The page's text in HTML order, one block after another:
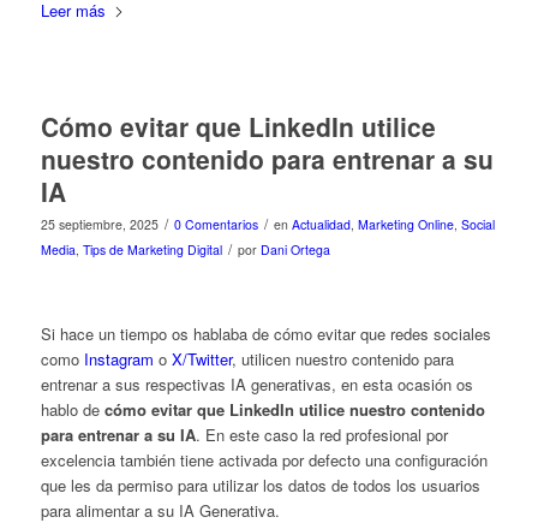
Leer más
Cómo evitar que LinkedIn utilice
nuestro contenido para entrenar a su
IA
25 septiembre, 2025 / 0 Comentarios / en Actualidad, Marketing Online, Social
Media Tips de Marketing Digital / por Dani Ortega
Si hace un tiempo os hablaba de cómo evitar que redes sociales
como Instagram o X/Twitter, utilicen nuestro contenido para
entrenar a sus respectivas IA generativas, en esta ocasión os
hablo de cómo evitar que LinkedIn utilice nuestro contenido
para entrenar a su IA. En este caso la red profesional por
excelencia también tiene activada por defecto una configuración
que les da permiso para utilizar los datos de todos los usuarios
para alimentar a su IA Generativa.